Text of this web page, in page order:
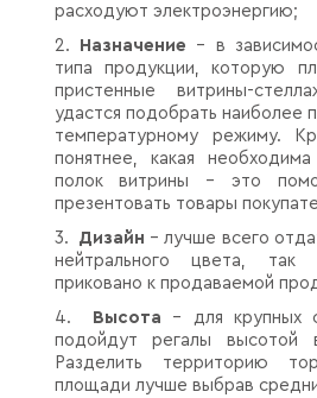
расходуют электроэнергию;
2.
Назначение – в
типа продукции, которую
пристенные витрины-
удастся подобрать наиболее
температурному режиму.
понятнее, какая
полок витрины – это
презентовать товары
3.
Дизайн – лучше всего
нейтрального цвета,
приковано к продаваемой
4.
Высота – для крупных
подойдут регалы
Разделить территорию
площади лучше выбрав